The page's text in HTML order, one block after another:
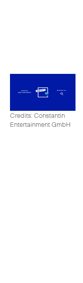
Credits: Constantin
Entertainment GmbH